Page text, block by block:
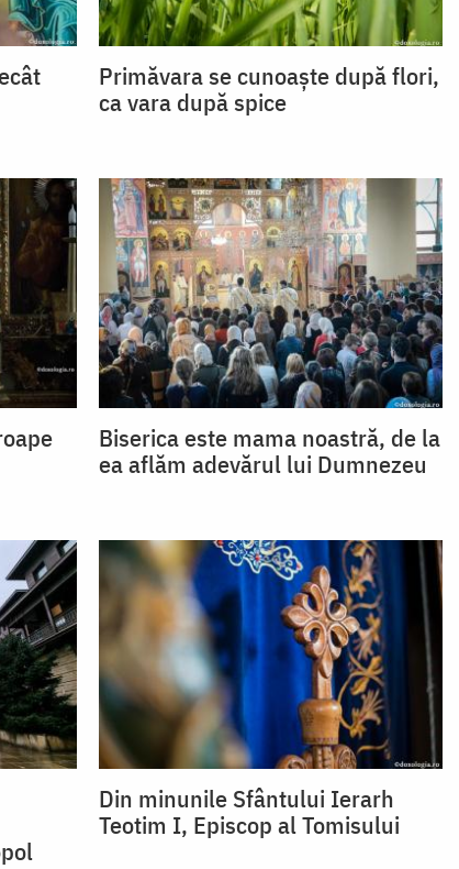
Primăvara se cunoaște după flori,
ca vara după spice
Biserica este mama noastră, de la
ea aflăm adevărul lui Dumnezeu
Din minunile Sfântului Ierarh
Teotim I, Episcop al Tomisului